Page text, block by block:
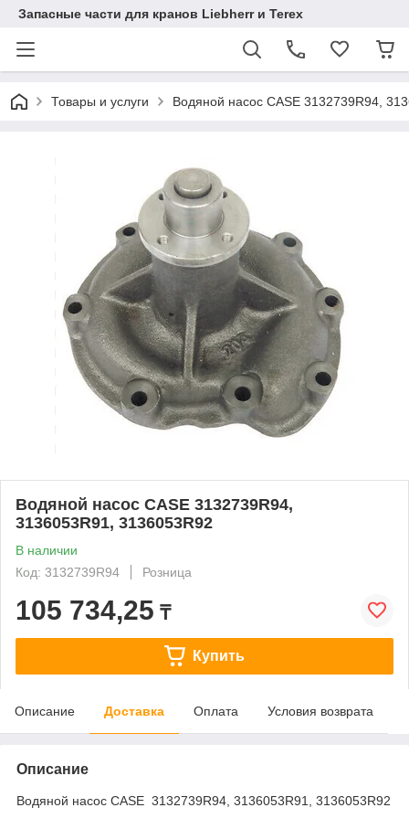
Запасные части для кранов Liebherr и Terex
Товары и услуги Водяной насос CASE 3132739R94,
Водяной насос CASE 3132739R94,
3136053R91, 3136053R92
В наличии
Код: 3132739R94
Розница
105 734,25 ₸
Купить
Описание Доставка Оплата Условия возврата
Описание
Водяной насос CASE 3132739R94, 3136053R91, 3136053R92